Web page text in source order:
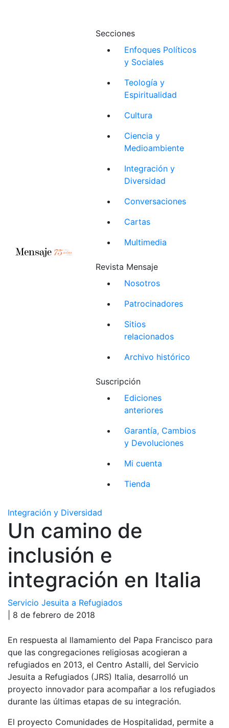
Secciones
Enfoques Políticos
y Sociales
Teología y
Espiritualidad
Cultura
Ciencia y
Medioambiente
Integración y
Diversidad
Conversaciones
Cartas
Multimedia
Revista Mensaje
Nosotros
Patrocinadores
Sitios
relacionados
Archivo histórico
Suscripción
Ediciones
anteriores
Garantía, Cambios
y Devoluciones
Mi cuenta
Tienda
Integración y Diversidad
Un camino de
inclusión e
integración en Italia
Servicio Jesuita a Refugiados
| 8 de febrero de 2018
En respuesta al llamamiento del Papa Francisco para
que las congregaciones religiosas acogieran a
refugiados en 2013, el Centro Astalli, del Servicio
Jesuita a Refugiados (JRS) Italia, desarrolló un
proyecto innovador para acompañar a los refugiados
durante las últimas etapas de su integración.
El proyecto Comunidades de Hospitalidad, permite a